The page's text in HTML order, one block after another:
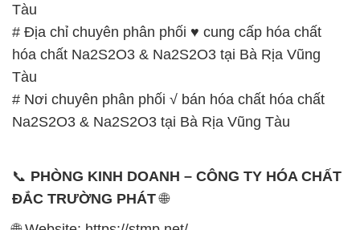
Tàu
# Địa chỉ chuyên phân phối ♥ cung cấp hóa chất
hóa chất Na2S2O3 & Na2S2O3 tại Bà Rịa Vũng
Tàu
# Nơi chuyên phân phối √ bán hóa chất hóa chất
Na2S2O3 & Na2S2O3 tại Bà Rịa Vũng Tàu
📞 PHÒNG KINH DOANH – CÔNG TY HÓA CHẤT
ĐẮC TRƯỜNG PHÁT🌐